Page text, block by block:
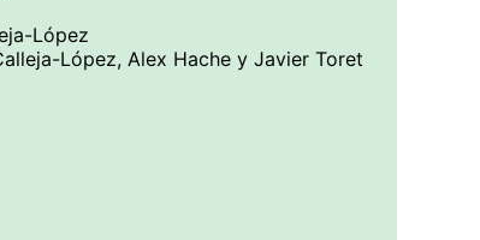
López
López, Alex Hache y Javier Toret